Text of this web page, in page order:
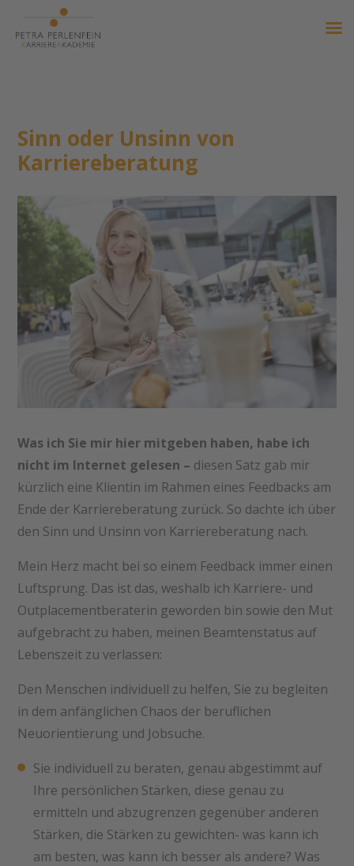
Sinn oder Unsinn von
Karriereberatung
Was ich Sie mir hier mitgeben haben, habe ich
nicht im Internet gelesen – diesen Satz gab mir
kürzlich eine Klientin im Rahmen eines Feedbacks am
Ende der Karriereberatung zurück. So dachte ich über
den Sinn und Unsinn von Karriereberatung nach.
Mein Herz macht bei so einem Feedback immer einen
Luftsprung. Das ist das, weshalb ich Karriere- und
Outplacementberaterin geworden bin sowie den Mut
aufgebracht zu haben, meinen Beamtenstatus auf
Lebenszeit zu verlassen:
Den Menschen individuell zu helfen, Sie zu begleiten
in dem anfänglichen Chaos der beruflichen
Neuorientierung und Jobsuche.
Sie individuell zu beraten, genau abgestimmt auf
Ihre persönlichen Stärken, diese genau zu
ermitteln und abzugrenzen gegenüber anderen
Stärken, die Stärken zu gewichten- was kann ich
am besten, was kann ich besser als andere? Was